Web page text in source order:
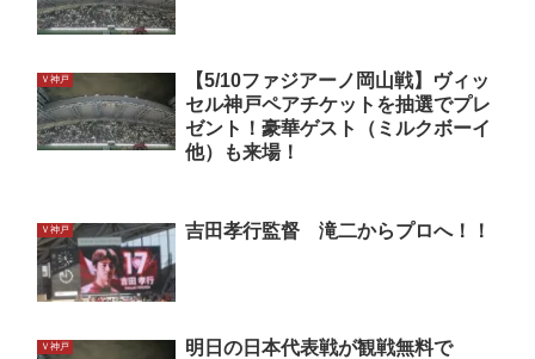
Ｖ神戸
【5/10ファジアーノ岡山戦】ヴィッ
セル神戸ペアチケットを抽選でプレ
ゼント！豪華ゲスト（ミルクボーイ
他）も来場！
Ｖ神戸 吉田孝行監督 滝二からプロへ！！
Ｖ神戸
明日の日本代表戦が観戦無料で